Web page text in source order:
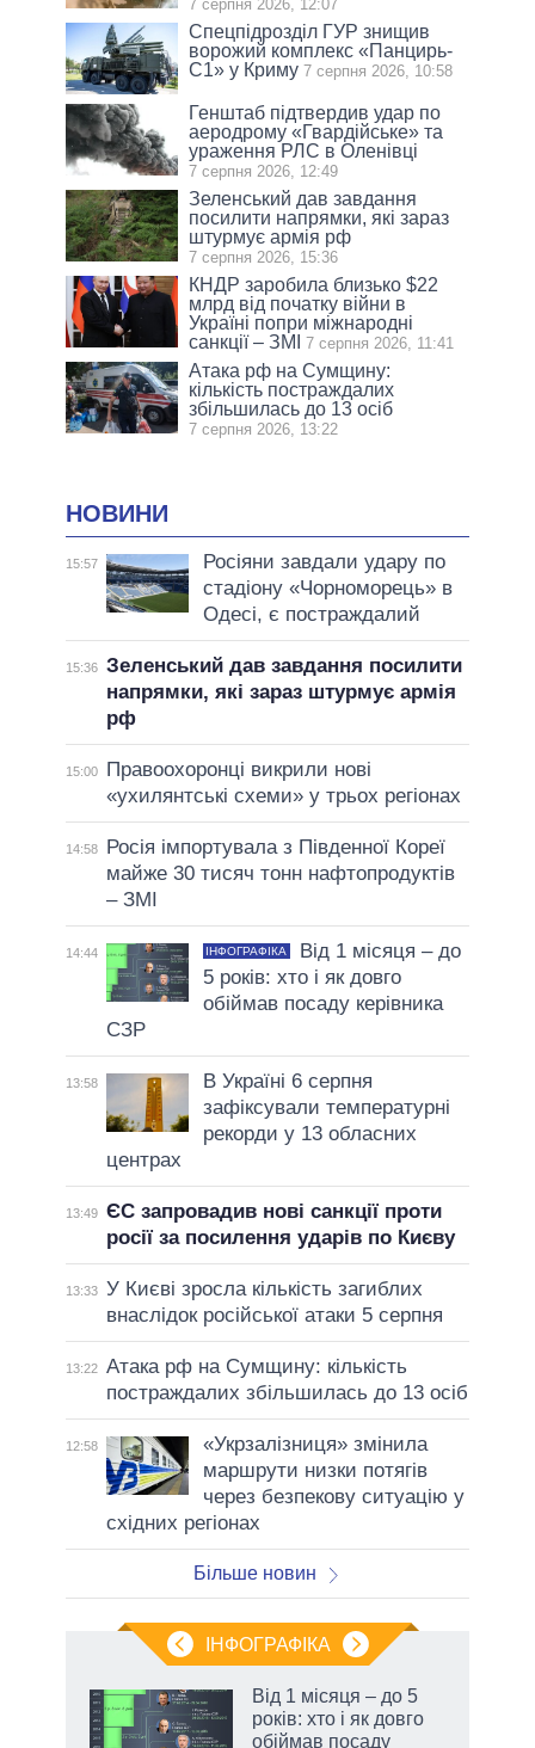
7 серпня 2026, 12:07
Спецпідрозділ ГУР знищив
ворожий комплекс «Панцирь-
С1» у Криму 7 серпня 2026, 10:58
Генштаб підтвердив удар по
аеродрому «Гвардійське» та
ураження РЛС в Оленівці
7 серпня 2026, 12:49
Зеленський дав завдання
посилити напрямки, які зараз
штурмує армія рф
7 серпня 2026, 15:36
КНДР заробила близько $22
млрд від початку війни в
Україні попри міжнародні
санкції – ЗМІ
7 серпня 2026, 11:41
Атака рф на Сумщину:
кількість постраждалих
збільшилась до 13 осіб
7 серпня 2026, 13:22
НОВИНИ
15:57
Росіяни завдали удару по
стадіону «Чорноморець» в
Одесі, є постраждалий
15:36 Зеленський дав завдання посилити
напрямки, які зараз штурмує армія
рф
15:00
Правоохоронці викрили нові
«ухилянтські схеми» у трьох регіонах
14:58
Росія імпортувала з Південної Кореї
майже 30 тисяч тонн нафтопродуктів
– ЗМІ
14:44 ІНФОГРАФІКА
Від 1 місяця – до
5 років: хто і як довго
обіймав посаду керівника
СЗР
13:58
В Україні 6 серпня
зафіксували температурні
рекорди у 13 обласних
центрах
13:49 ЄС запровадив нові санкції проти
росії за посилення ударів по Києву
13:33 У Києві зросла кількість загиблих
внаслідок російської атаки 5 серпня
13:22 Атака рф на Сумщину: кількість
постраждалих збільшилась до 13 осіб
12:58
«Укрзалізниця» змінила
маршрути низки потягів
через безпекову ситуацію у
східних регіонах
Більше новин
ІНФОГРАФІКА
Від 1 місяця – до 5
років: хто і як довго
обіймав посаду